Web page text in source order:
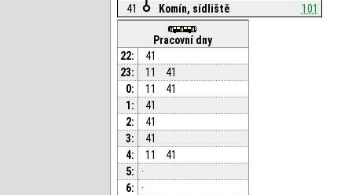
41
Komín, sídliště 101
Pracovní dny
22:
41
23:
11
41
0:
11
41
1:
41
2:
41
3:
41
4:
11
41
5:
·
6:
·